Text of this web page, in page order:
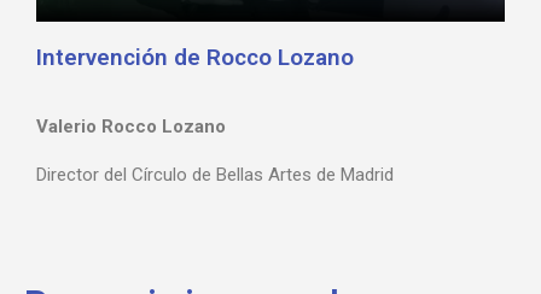
Intervención de Rocco Lozano
Valerio Rocco Lozano
Director del Círculo de Bellas Artes de Madrid